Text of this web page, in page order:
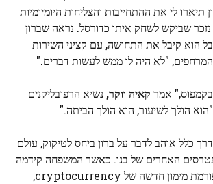
תיארו לי את ההתחייבות והצליחות היומיומיות
שביקש לשחק איתו כדורסל. נראה שברון
הוא קיבל את התחושה, עם קציני השירות
"לא היה לו ממש לעשות דברים."
בקמפוס," אמר קאיה ווקר, נשיא הרפובליקנים
הולך לשיעור, הוא הולך הביתה."
כלל אוהב לדבר על ברון ביחס לטיקוק, עולם
האחרים של בנו. כאשר המשפחה קידמה
בשנה שעברה פלטפורמת מימון חדשה של cryptocurrency,